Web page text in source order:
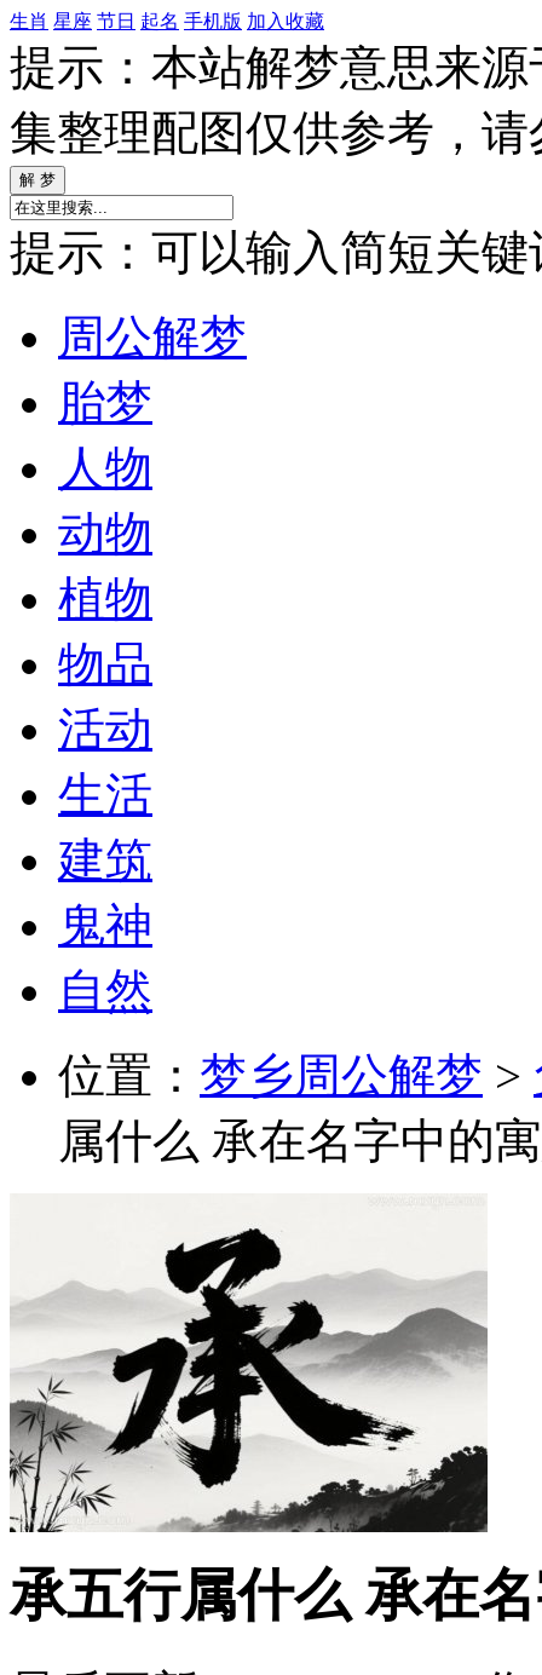
生肖 星座 节日 起名 手机版 加入收藏
提示：本站解梦意思来
集整理配图仅供参考，
提示：可以输入简短关键
周公解梦
胎梦
人物
动物
植物
物品
活动
生活
建筑
鬼神
自然
位置： 梦乡周公解梦 >
属什么 承在名字中的
承五行属什么 承在